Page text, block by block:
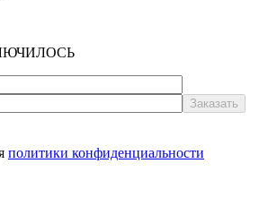
политики конфиденциальности